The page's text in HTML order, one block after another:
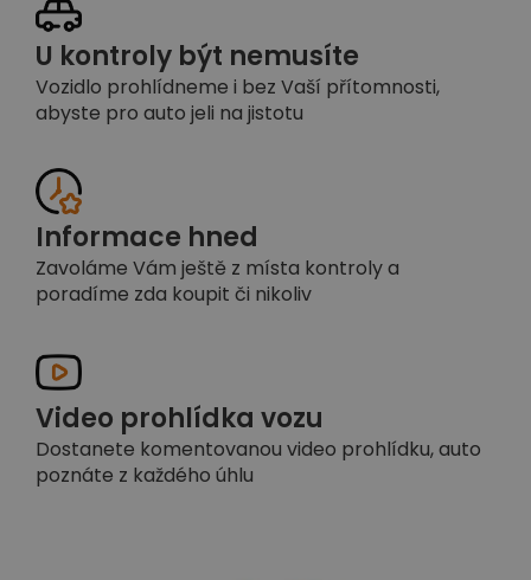
U kontroly být nemusíte
Vozidlo prohlídneme i bez Vaší přítomnosti,
abyste pro auto jeli na jistotu
Informace hned
Zavoláme Vám ještě z místa kontroly a
poradíme zda koupit či nikoliv
Video prohlídka vozu
Dostanete komentovanou video prohlídku, auto
poznáte z každého úhlu